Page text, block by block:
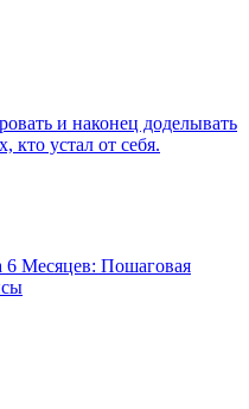
и наконец доделывать
кто устал от себя.
6 Месяцев: Пошаговая